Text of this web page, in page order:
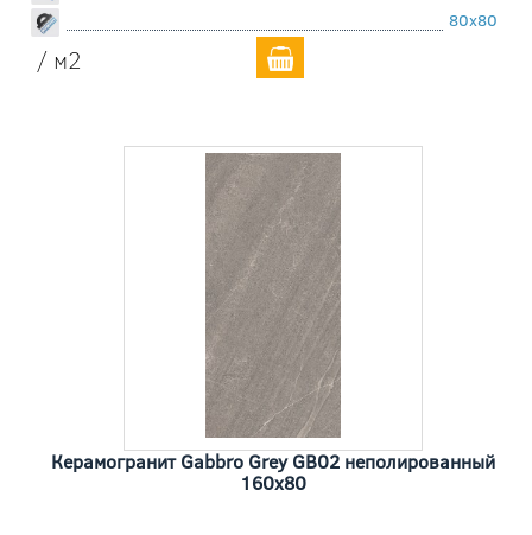
80x80
/ м2
Керамогранит Gabbro Grey GB02 неполированный
160x80